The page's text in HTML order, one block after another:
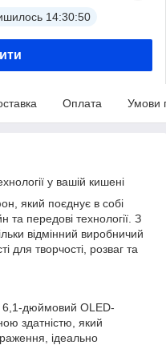
14:30:50
Оплата Умови
у вашій кишені
який поєднує в собі
та передові технології. З
відмінний виробничий
для творчості, розваг та
6,1-дюймовий OLED-
здатністю, який
ідеально